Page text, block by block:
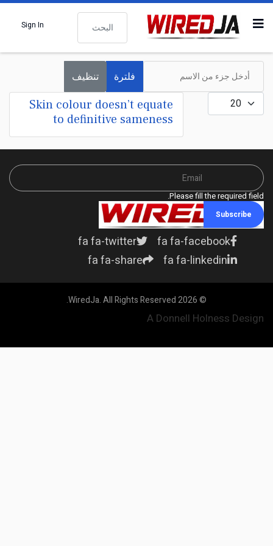
البحث
Sign In
أدخل جزء من الاسم
فلترة تنظيف
عدد الإظهارات:
Skin colour doesn’t equate
to definitive sameness
Please fill the required field.
Subscribe
fa fa-facebook
fa fa-twitter
fa fa-linkedin
fa fa-share
© 2026 WiredJa. All Rights Reserved.
A Donnell Holness Design